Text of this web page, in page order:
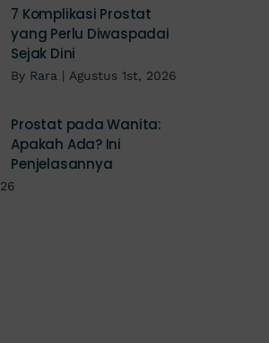
7 Komplikasi Prostat
yang Perlu Diwaspadai
Sejak Dini
By Rara | Agustus 1st, 2026
Prostat pada Wanita:
Apakah Ada? Ini
Penjelasannya